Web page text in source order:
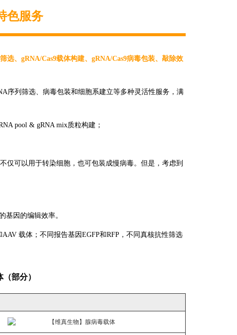
色服务
选、gRNA/Cas9载体构建、gRNA/Cas9病毒包装、敲除效
序列筛选、病毒包装和细胞系建立等多种灵活性服务，满
pool & gRNA mix质粒构建；
仅可以用于转染细胞，也可包装成慢病毒。但是，考虑到
基因的编辑效率。
载体；不同报告基因EGFP和RFP，不同真核抗性筛选
部分）